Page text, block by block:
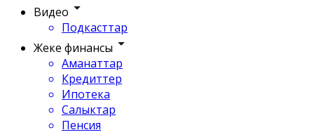
Видео
Подкасттар
Жеке финансы
Аманаттар
Кредиттер
Ипотека
Салыктар
Пенсия